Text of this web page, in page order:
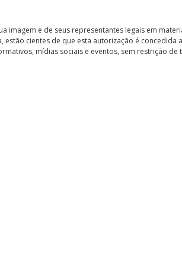
imagem e de seus representantes legais em
cientes de que esta autorização é
mídias sociais e eventos, sem restrição de